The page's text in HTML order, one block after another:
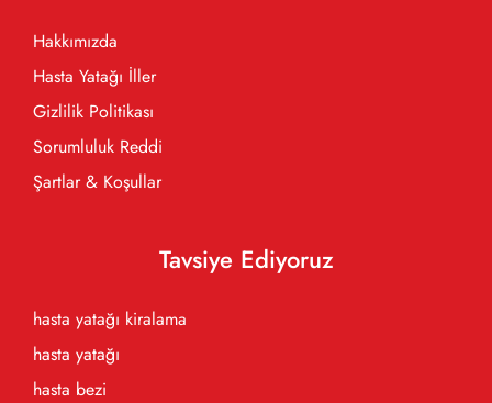
Hakkımızda
Hasta Yatağı İller
Gizlilik Politikası
Sorumluluk Reddi
Şartlar & Koşullar
Tavsiye Ediyoruz
hasta yatağı kiralama
hasta yatağı
hasta bezi